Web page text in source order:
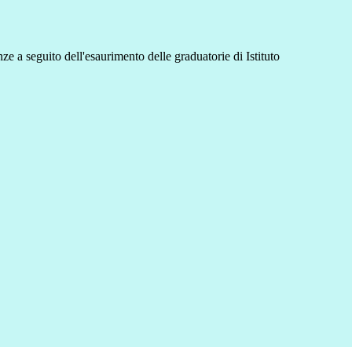
a seguito dell'esaurimento delle graduatorie di Istituto